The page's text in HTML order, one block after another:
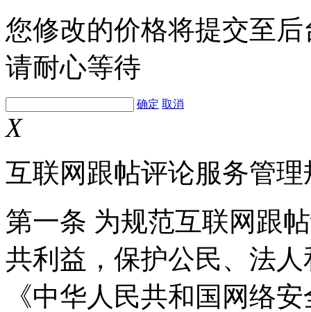
您修改的价格将提交至
请耐心等待
确定 取消
X
互联网跟帖评论服务管理
第一条 为规范互联网跟
共利益，保护公民、法
《中华人民共和国网络